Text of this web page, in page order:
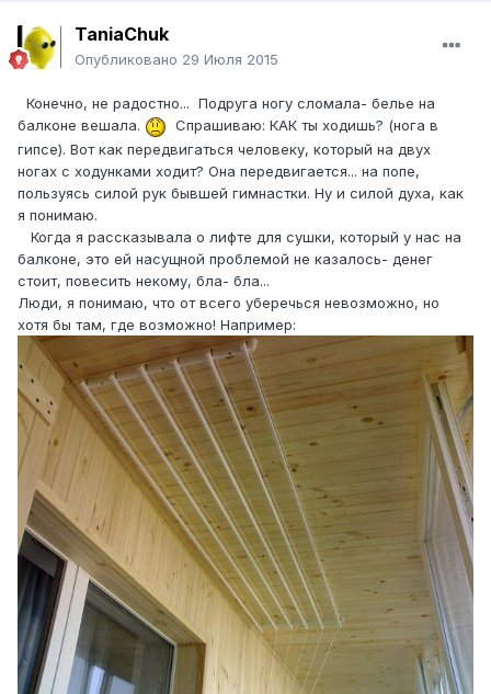
TaniaChuk
Опубликовано 29 Июля 2015
Конечно, не радостно... Подруга ногу сломала- белье на
балконе вешала.
Спрашиваю: КАК ты ходишь? (нога в
гипсе). Вот как передвигаться человеку, который на двух
ногах с ходунками ходит? Она передвигается... на попе,
пользуясь силой рук бывшей гимнастки. Ну и силой духа, как
я понимаю.
Когда я рассказывала о лифте для сушки, который у нас на
балконе, это ей насущной проблемой не казалось- денег
стоит, повесить некому, бла- бла...
Люди, я понимаю, что от всего уберечься невозможно, но
хотя бы там, где возможно! Например: